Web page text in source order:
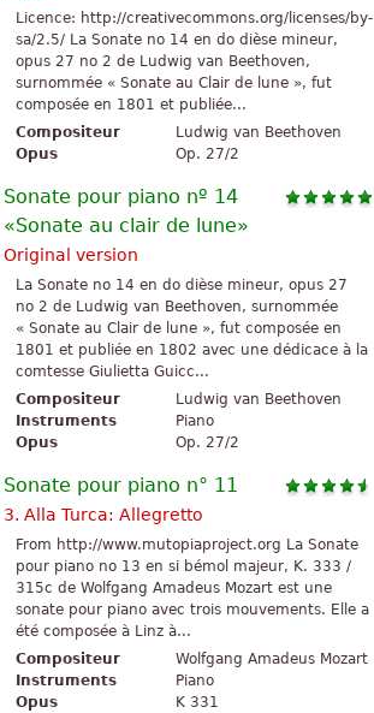
Licence: http://creativecommons.org/licenses/by-
sa/2.5/ La Sonate no 14 en do dièse mineur,
opus 27 no 2 de Ludwig van Beethoven,
surnommée « Sonate au Clair de lune », fut
composée en 1801 et publiée...
Compositeur
Ludwig van Beethoven
Opus
Op. 27/2
Sonate pour piano nº 14
«Sonate au clair de lune»
Original version
La Sonate no 14 en do dièse mineur, opus 27
no 2 de Ludwig van Beethoven, surnommée
« Sonate au Clair de lune », fut composée en
1801 et publiée en 1802 avec une dédicace à la
comtesse Giulietta Guicc...
Compositeur
Ludwig van Beethoven
Instruments
Piano
Opus
Op. 27/2
Sonate pour piano n° 11
3. Alla Turca: Allegretto
From http://www.mutopiaproject.org La Sonate
pour piano no 13 en si bémol majeur, K. 333 /
315c de Wolfgang Amadeus Mozart est une
sonate pour piano avec trois mouvements. Elle a
été composée à Linz à...
Compositeur
Wolfgang Amadeus Mozart
Instruments
Piano
Opus
K 331